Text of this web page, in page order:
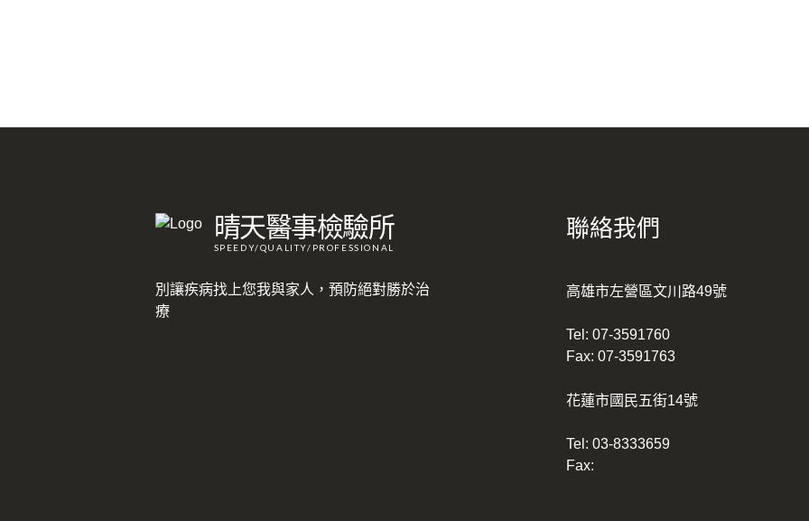
晴天醫事檢驗所
SPEEDY/QUALITY/PROFESSIONAL
別讓疾病找上您我與家人，預防絕對勝於治
療
聯絡我們
高雄市左營區文川路49號
Tel:07-3591760
Fax: 07-3591763
花蓮市國民五街14號
Tel:03-8333659
Fax: